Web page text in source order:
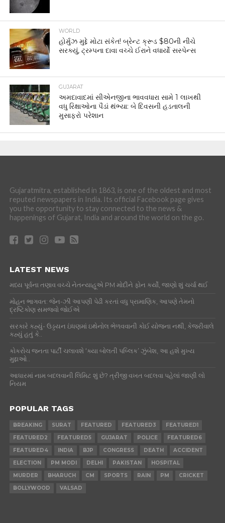
WORLD
હોર્મુઝ મુદ્દે મોટા સંકેત! બ્રેન્ટ ક્રૂડ $80ની નીચે
સરક્યું, ટ્રમ્પના દાવા વચ્ચે ઈરાને વધાર્યો સસ્પેન્સ
GUJARAT
અમદાવાદમાં સીએનજીના ભાવવધારા સામે 1 લાખથી
વધુ રિક્ષાઓના પૈડાં થંભ્યા: બે દિવસની હડતાલની
મુસાફરો પરેશાન
Gujaratmitra, established in 1863, is one of the oldest and most
reputed newspapers in India. Its official Facebook page gives
you the opportunity to stay connected to the news &
happenings of Gujarat, India and around the world on the go.
LATEST NEWS
મધ્ય પૂર્વના તણાવ વચ્ચે નેતન્યાહૂએ PM મોદીને ફોન કર્યો, જાણો શું ચર્ચા થઈ
મોહન ભાગવત: જેન-ઝી આપણી પેઢી કરતાં વધુ પ્રામાણિક, આપણે તેમનો
દ્રષ્ટિકોણ સમજવો જોઈએ
સરકારે કહ્યું- ઉડ્ડયન ઇંધણમાં ઇથેનોલ ભેળવવાની કોઈ યોજના નથી, કેજરીવાલે
કહ્યું હતું કે..
કોકરોચ જનતા પાર્ટી ચલાવશે ‘ક્યા બોલતી પબ્લિક’ ઝુંબેશ, આ હશે મુખ્ય
મુદ્દાઓ..
આધારમાં નામ બદલવાની લિમિટ શું છે? ત્રીજી વખત બદલવા પહેલાં જાણી લો
નિયમ
POPULAR TAGS
BREAKING SURAT FEATURED FEATURED3
FEATURED1
FEATURED2
FEATURED5 GUJARAT POLICE
FEATURED6
FEATURED4
INDIA BJP CONGRESS DEATH
ACCIDENT
ELECTION
PM MODI DELHI PAKISTAN
HOSPITAL
MURDER
BHARUCH CM SPORTS RAIN PM
CRICKET
BOLLYWOOD
VALSAD